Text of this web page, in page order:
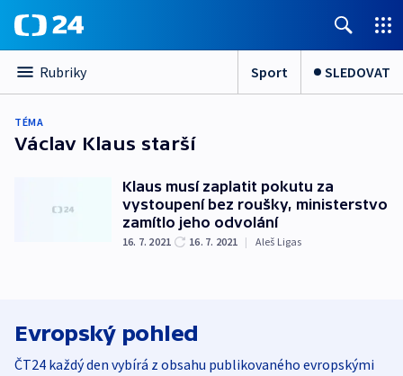
Rubriky Sport SLEDOVAT
TÉMA
Václav Klaus starší
Klaus musí zaplatit pokutu za
vystoupení bez roušky, ministerstvo
zamítlo jeho odvolání
16. 7. 2021 16. 7. 2021 | Aleš Ligas
Evropský pohled
ČT24 každý den vybírá z obsahu publikovaného evropskými